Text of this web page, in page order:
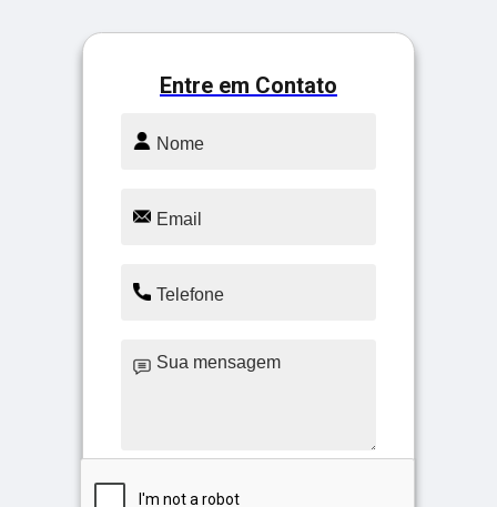
Entre em Contato